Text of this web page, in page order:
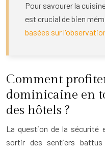
Pour savourer la
est crucial de bien
basées sur
Comment
dominicaine en
des hôtels ?
La question de la sécurité
sortir des sentiers battus